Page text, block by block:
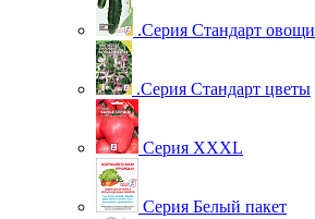
.Серия Стандарт овощи
.Серия Стандарт цветы
Серия XXXL
Серия Белый пакет